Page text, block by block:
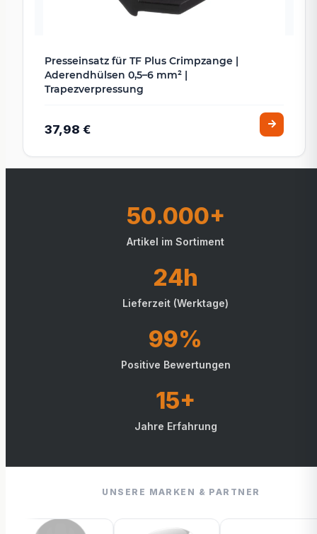
Presseinsatz für TF Plus Crimpzange |
Aderendhülsen 0,5–6 mm² |
Trapezverpressung
37,98 €
50.000+
Artikel im Sortiment
24h
Lieferzeit (Werktage)
99%
Positive Bewertungen
15+
Jahre Erfahrung
UNSERE MARKEN & PARTNER